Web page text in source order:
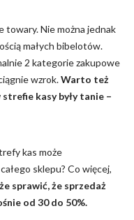
towary. Nie można jednak
małych bibelotów.
2 kategorie zakupowe
wzrok.Warto też
kasy były tanie –
kas może
sklepu? Co więcej,
sprawić, że sprzedaż
od 30 do 50%.